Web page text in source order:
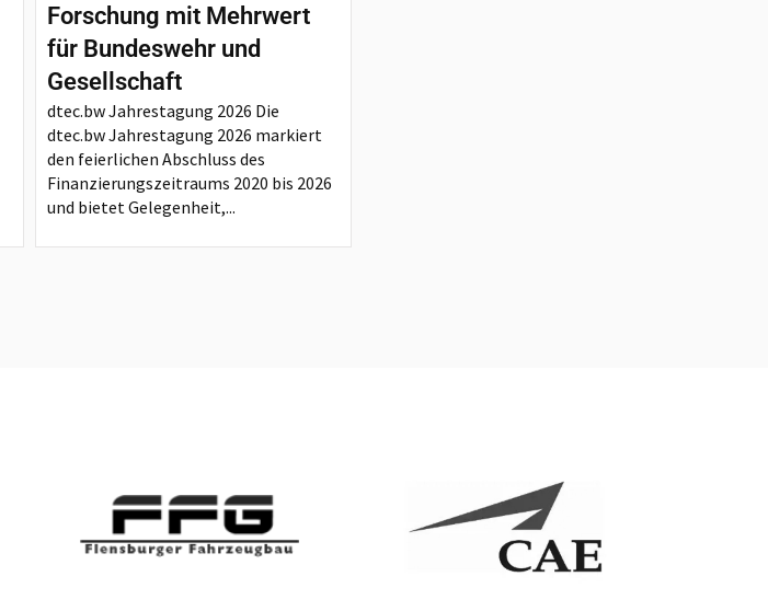
Forschung mit Mehrwert
für Bundeswehr und
Gesellschaft
dtec.bw Jahrestagung 2026 Die
dtec.bw Jahrestagung 2026 markiert
den feierlichen Abschluss des
Finanzierungszeitraums 2020 bis 2026
und bietet Gelegenheit,...